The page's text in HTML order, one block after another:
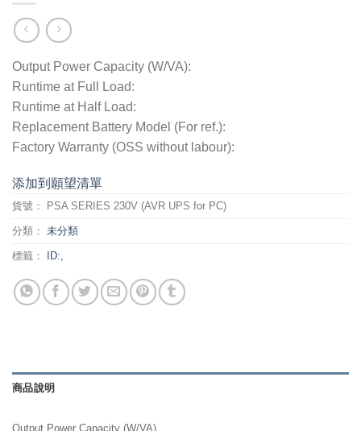
Output Power Capacity (W/VA):
Runtime at Full Load:
Runtime at Half Load:
Replacement Battery Model (For ref.):
Factory Warranty (OSS without labour):
添加到願望清單
貨號： PSA SERIES 230V (AVR UPS for PC)
分類： 未分類
標籤： ID:,
商品說明
Output Power Capacity (W/VA)